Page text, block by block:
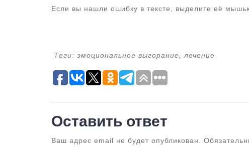
Если вы нашли ошибку в тексте, выделите её
Теги: эмоциональное выгорание, лечение
Оставить ответ
Ваш адрес email не будет опубликован.